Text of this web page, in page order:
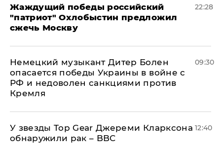
Жаждущий победы российский
"патриот" Охлобыстин предложил
сжечь Москву
22:28
Немецкий музыкант Дитер Болен
опасается победы Украины в войне с
РФ и недоволен санкциями против
Кремля
09:30
У звезды Top Gear Джереми Кларксона
обнаружили рак – BBC
12:40